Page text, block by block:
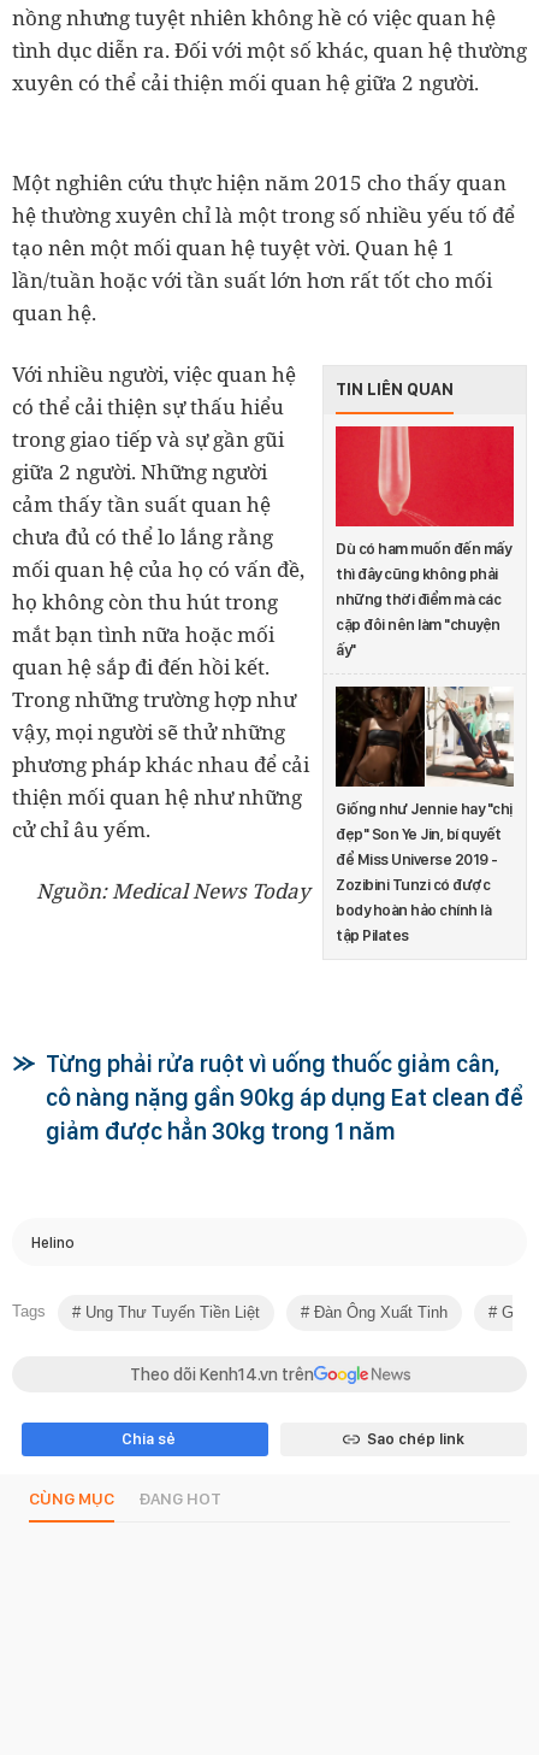
nồng nhưng tuyệt nhiên không hề có việc quan hệ
tình dục diễn ra. Đối với một số khác, quan hệ thường
xuyên có thể cải thiện mối quan hệ giữa 2 người.
Một nghiên cứu thực hiện năm 2015 cho thấy quan
hệ thường xuyên chỉ là một trong số nhiều yếu tố để
tạo nên một mối quan hệ tuyệt vời. Quan hệ 1
lần/tuần hoặc với tần suất lớn hơn rất tốt cho mối
quan hệ.
TIN LIÊN QUAN
Dù có ham muốn đến mấy
thì đây cũng không phải
những thời điểm mà các
cặp đôi nên làm "chuyện
ấy"
Giống như Jennie hay "chị
đẹp" Son Ye Jin, bí quyết
để Miss Universe 2019 -
Zozibini Tunzi có được
body hoàn hảo chính là
tập Pilates
Với nhiều người, việc quan hệ
có thể cải thiện sự thấu hiểu
trong giao tiếp và sự gần gũi
giữa 2 người. Những người
cảm thấy tần suất quan hệ
chưa đủ có thể lo lắng rằng
mối quan hệ của họ có vấn đề,
họ không còn thu hút trong
mắt bạn tình nữa hoặc mối
quan hệ sắp đi đến hồi kết.
Trong những trường hợp như
vậy, mọi người sẽ thử những
phương pháp khác nhau để cải
thiện mối quan hệ như những
cử chỉ âu yếm.
Nguồn: Medical News Today
Từng phải rửa ruột vì uống thuốc giảm cân,
cô nàng nặng gần 90kg áp dụng Eat clean để
giảm được hẳn 30kg trong 1 năm
Helino
Tags Ung Thư Tuyến Tiền Liệt Đàn Ông Xuất Tinh
Theo dõi Kenh14.vn trên
Chia sẻ Sao chép link
CÙNG MỤC ĐANG HOT